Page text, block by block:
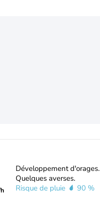
Développement d'orages.
Quelques averses.
Risque de pluie
90 %